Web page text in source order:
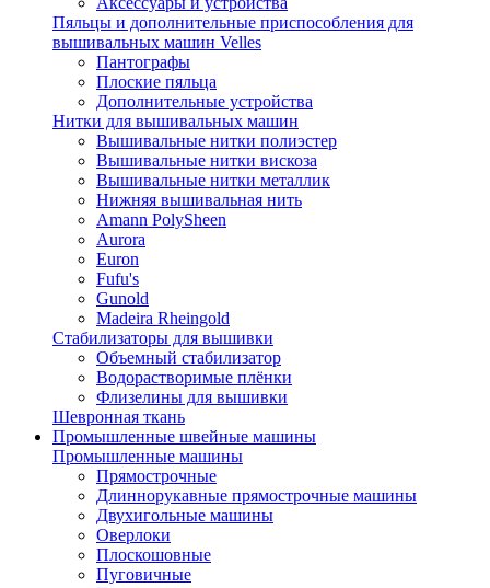
Пяльцы и дополнительные приспособления для
вышивальных машин Velles
Пантографы
Плоские пяльца
Дополнительные устройства
Нитки для вышивальных машин
Вышивальные нитки полиэстер
Вышивальные нитки вискоза
Вышивальные нитки металлик
Нижняя вышивальная нить
Amann PolySheen
Aurora
Euron
Fufu's
Gunold
Madeira Rheingold
Стабилизаторы для вышивки
Объемный стабилизатор
Водорастворимые плёнки
Флизелины для вышивки
Шевронная ткань
Промышленные швейные машины
Промышленные машины
Прямострочные
Длиннорукавные прямострочные машины
Двухигольные машины
Оверлоки
Плоскошовные
Пуговичные